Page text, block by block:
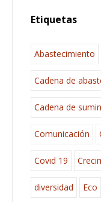
Etiquetas
Abastecimiento
Cadena de
Cadena de
Comunicación
Covid 19
diversidad Eco